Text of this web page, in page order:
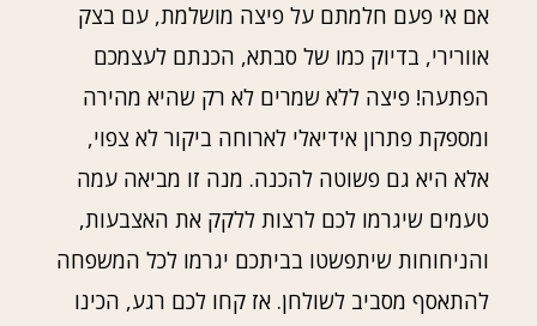
אם אי פעם חלמתם על פיצה מושלמת, עם בצק
אוורירי, בדיוק כמו של סבתא, הכנתם לעצמכם
הפתעה! פיצה ללא שמרים לא רק שהיא מהירה
ומספקת פתרון אידיאלי לארוחה ביקור לא צפוי,
אלא היא גם פשוטה להכנה. מנה זו מביאה עמה
טעמים שיגרמו לכם לרצות ללקק את האצבעות,
והניחוחות שיתפשטו בביתכם יגרמו לכל המשפחה
להתאסף מסביב לשולחן. אז קחו לכם רגע, הכינו